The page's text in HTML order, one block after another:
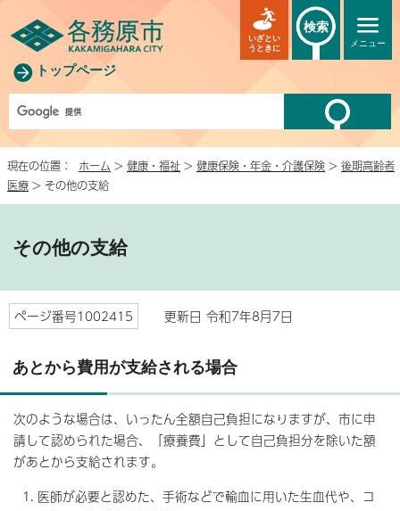
トップページ
メニュー
いざとい
うときに
検索
現在の位置： ホーム > 健康・福祉 > 健康保険・年金・介護保険 > 後期高齢者
医療 > その他の支給
その他の支給
ページ番号1002415 更新日 令和7年8月7日
あとから費用が支給される場合
次のような場合は、いったん全額自己負担になりますが、市に申
請して認められた場合、「療養費」として自己負担分を除いた額
があとから支給されます。
医師が必要と認めた、手術などで輸血に用いた生血代や、コ